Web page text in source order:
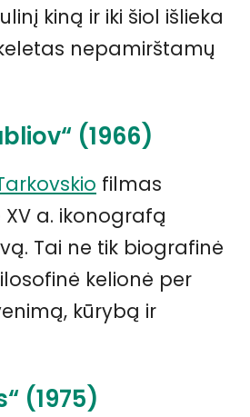
kiną ir iki šiol išlieka
nepamirštamų
(1966)
filmas
a. ikonografą
Tai ne tik biografinė
kelionė per
kūrybą ir
(1975)